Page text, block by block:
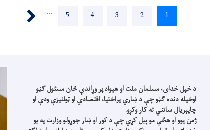
اوسنی
1 پاڼه
2 پاڼه
3 پاڼه
4 پاڼه
5
…
د خپل خدای، مسلمان ملت او هېواد پر وړاندې ځان مسئول ګڼو
اوخپله دنده ګڼو چې د ښاري پراختیا، اقتصادي او ټولنیزې ودې او
چاپېریال ساتنې ته کار وکړو.
ژمن یوو او هڅې مو پیل کړي چې د کور او ښار جوړولو وزارت په یو